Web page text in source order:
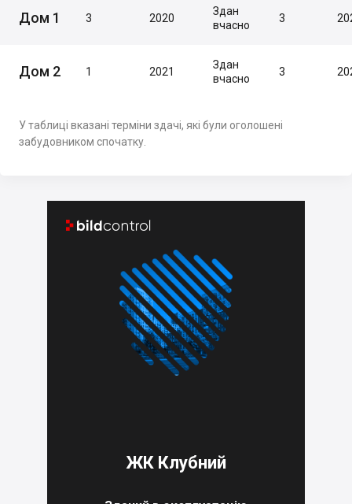
Дом 1 3 2020
Здан
вчасно
3
Дом 2 1 2021
Здан
вчасно
3
У таблиці вказані терміни здачі, які були оголошені
забудовником спочатку.
 
ЖК Клубний